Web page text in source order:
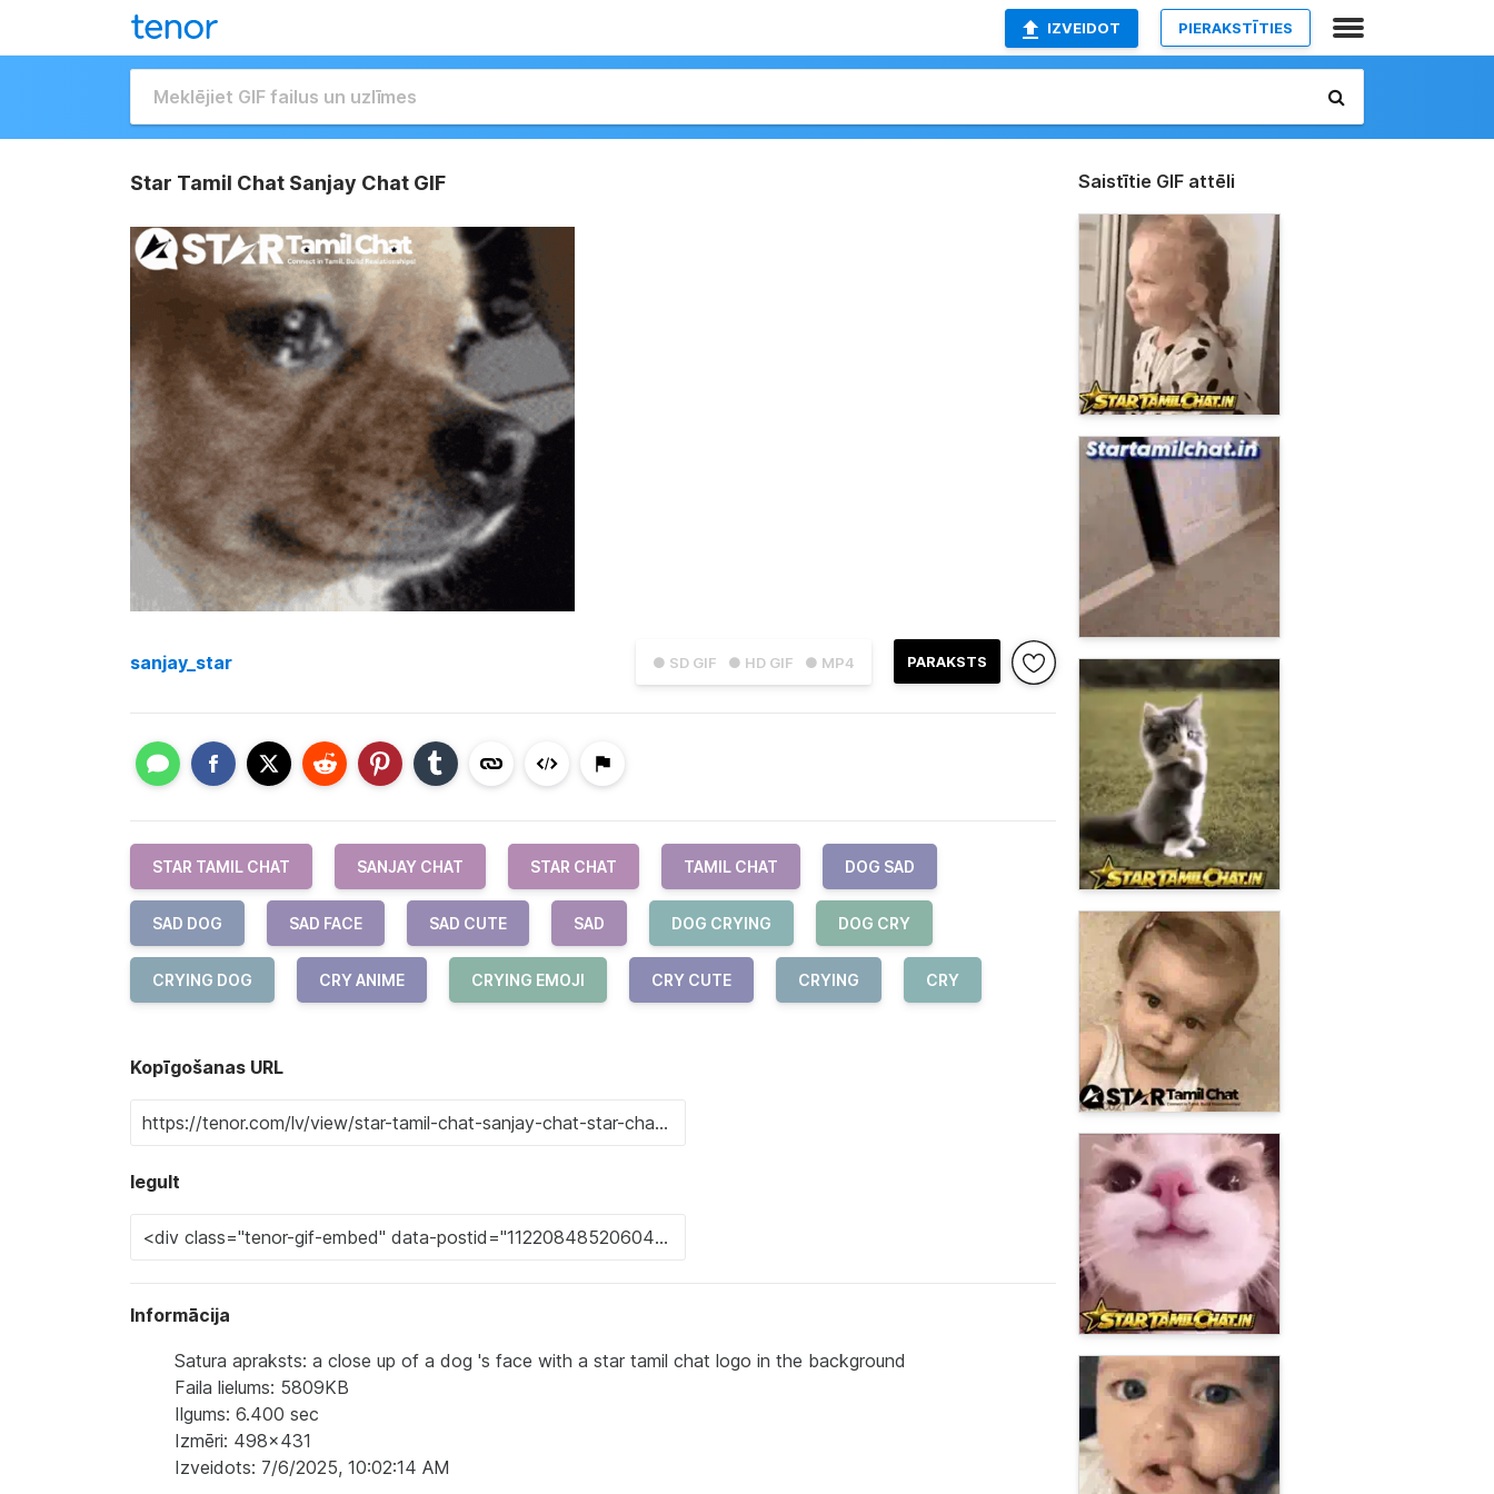
IZVEIDOT PIERAKSTĪTIES
Star Tamil Chat Sanjay Chat GIF
● SD GIF ● HD GIF ● MP4 PARAKSTS
sanjay_star
STAR TAMIL CHAT SANJAY CHAT STAR CHAT TAMIL CHAT DOG SAD
SAD DOG SAD FACE SAD CUTE SAD DOG CRYING DOG CRY
CRYING DOG CRY ANIME CRYING EMOJI CRY CUTE CRYING CRY
Kopīgošanas URL
Iegult
Informācija
Satura apraksts: a close up of a dog 's face with a star tamil chat logo in the background
Faila lielums: 5809KB
Ilgums: 6.400 sec
Izmēri: 498x431
Izveidots: 7/6/2025, 10:02:14 AM
Saistītie GIF attēli